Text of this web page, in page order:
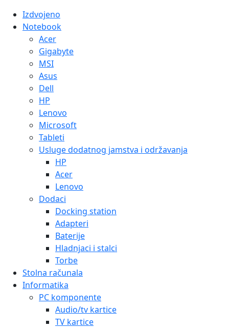
Izdvojeno
Notebook
Acer
Gigabyte
MSI
Asus
Dell
HP
Lenovo
Microsoft
Tableti
Usluge dodatnog jamstva i održavanja
HP
Acer
Lenovo
Dodaci
Docking station
Adapteri
Baterije
Hladnjaci i stalci
Torbe
Stolna računala
Informatika
PC komponente
Audio/tv kartice
TV kartice